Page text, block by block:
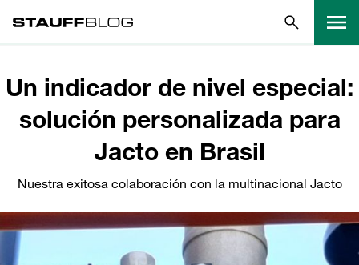
Un indicador de nivel especial:
solución personalizada para
Jacto en Brasil
Nuestra exitosa colaboración con la multinacional Jacto